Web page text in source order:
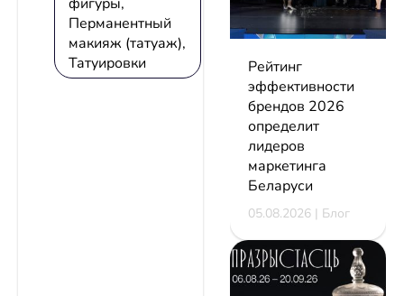
Перманентный
макияж (татуаж),
Татуировки
Рейтинг
эффективности
брендов 2026
определит
лидеров
маркетинга
Беларуси
05.08.2026 | Блог